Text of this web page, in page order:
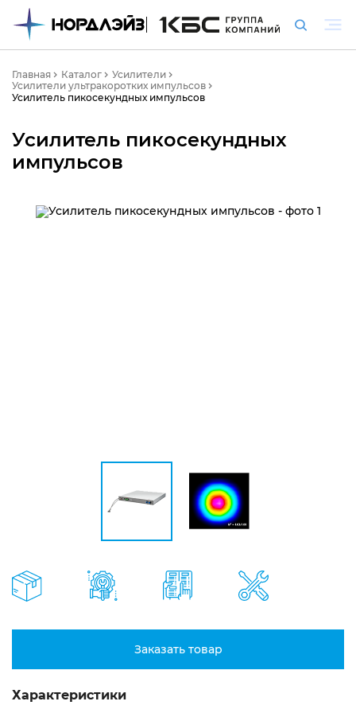
Главная Каталог
Усилители
Усилители ультракоротких импульсов
Усилитель пикосекундных импульсов
Усилитель пикосекундных
импульсов
Заказать товар
Характеристики